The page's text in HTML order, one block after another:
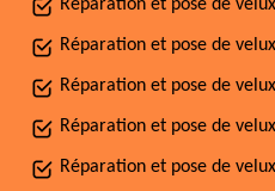
Réparation et pose de
Réparation et pose de
Réparation et pose de
Réparation et pose de
Réparation et pose de